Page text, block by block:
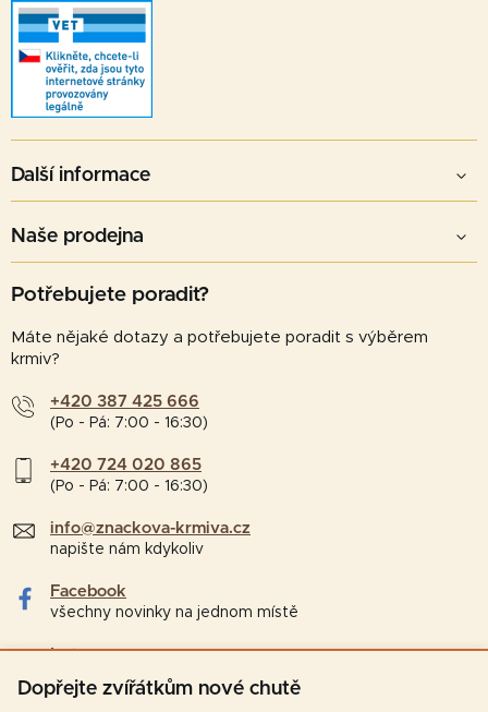
Dopřejte zvířátkům nové chutě
Další informace
Naše prodejna
Potřebujete poradit?
Máte nějaké dotazy a potřebujete poradit s výběrem
krmiv?
+420 387 425 666
(Po - Pá: 7:00 - 16:30)
+420 724 020 865
(Po - Pá: 7:00 - 16:30)
info@znackova-krmiva.cz
napište nám kdykoliv
Facebook
všechny novinky na jednom místě
Instagram
tipy a zajímavosti pro chovatele